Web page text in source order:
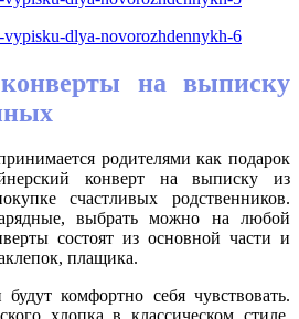
конверты на выписку
родителями как подарок
конверт на выписку из
счастливых родственников.
выбрать можно на любой
состоят из основной части и
плащика.
комфортно себя чувствовать.